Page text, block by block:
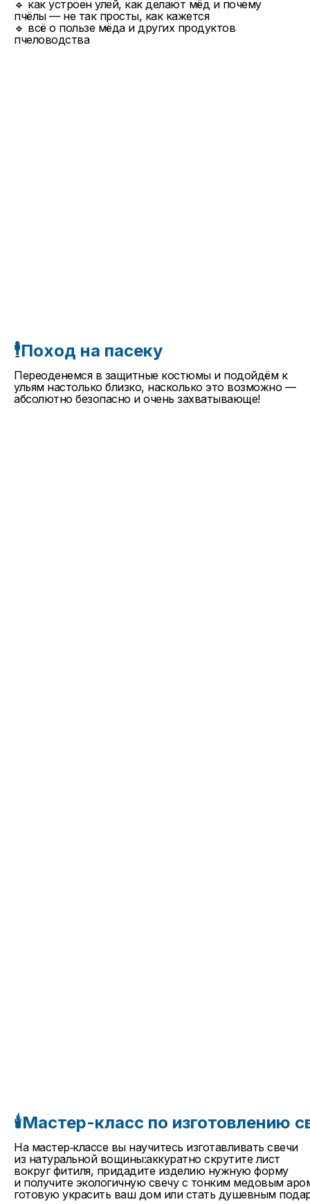
🔹 как устроен улей, как делают мёд и почему
пчёлы — не так просты, как кажется
🔹 всё о пользе мёда и других продуктов
пчеловодства
🕴Поход на пасеку
Переоденемся в защитные костюмы и подойдём к
ульям настолько близко, насколько это возможно —
абсолютно безопасно и очень захватывающе!
🕯Мастер-класс по изготовлению
На мастер‑классе вы научитесь изготавливать свечи
из натуральной вощины:аккуратно скрутите лист
вокруг фитиля, придадите изделию нужную форму
и получите экологичную свечу с тонким медовым
готовую украсить ваш дом или стать душевным